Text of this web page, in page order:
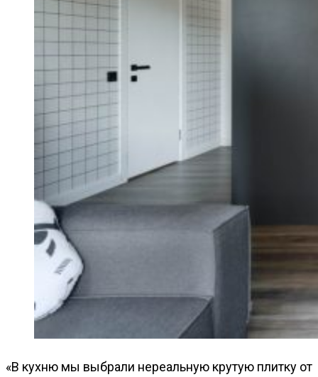
«В кухню мы выбрали нереальную крутую плитку от